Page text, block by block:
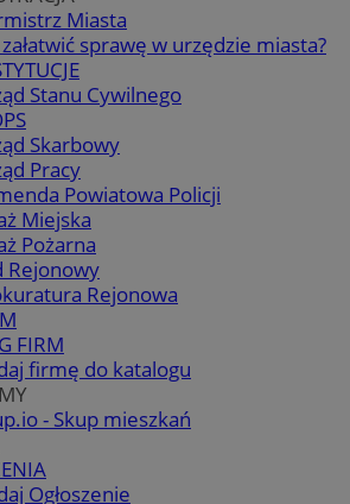
Miasta
załatwić sprawę w urzędzie miasta?
Stanu Cywilnego
Skarbowy
Pracy
Powiatowa Policji
Miejska
Pożarna
Rejonowy
Rejonowa
FIRM
firmę do katalogu
- Skup mieszkań
Ogłoszenie